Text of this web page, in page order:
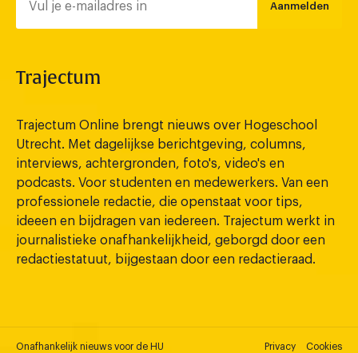
Aanmelden
Trajectum
Trajectum Online brengt nieuws over Hogeschool
Utrecht. Met dagelijkse berichtgeving, columns,
interviews, achtergronden, foto's, video's en
podcasts. Voor studenten en medewerkers. Van een
professionele redactie, die openstaat voor tips,
ideeen en bijdragen van iedereen. Trajectum werkt in
journalistieke onafhankelijkheid, geborgd door een
redactiestatuut, bijgestaan door een redactieraad.
Onafhankelijk nieuws voor de HU Privacy Cookies